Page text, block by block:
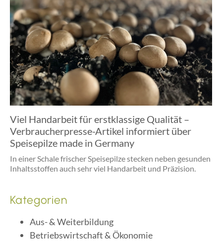
Viel Handarbeit für erstklassige Qualität –
Verbraucherpresse-Artikel informiert über
Speisepilze made in Germany
In einer Schale frischer Speisepilze stecken neben gesunden
Inhaltsstoffen auch sehr viel Handarbeit und Präzision.
Kategorien
Aus- & Weiterbildung
Betriebswirtschaft & Ökonomie